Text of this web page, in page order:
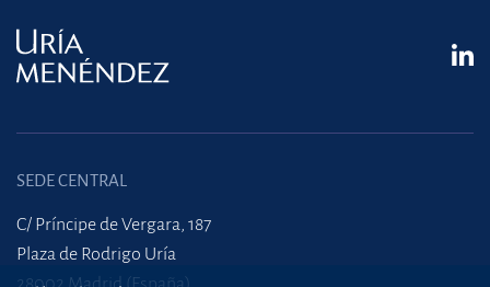
SEDE CENTRAL
C/ Príncipe de Vergara, 187
Plaza de Rodrigo Uría